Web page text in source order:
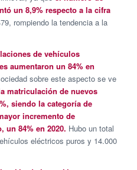
un 8,9% respecto a la cifra
rompiendo la tendencia a la
de vehículos
aumentaron un 84% en
sobre este aspecto se ve
matriculación de nuevos
siendo la categoría de
incremento de
un 84% en 2020. Hubo un total
eléctricos puros y 14.000